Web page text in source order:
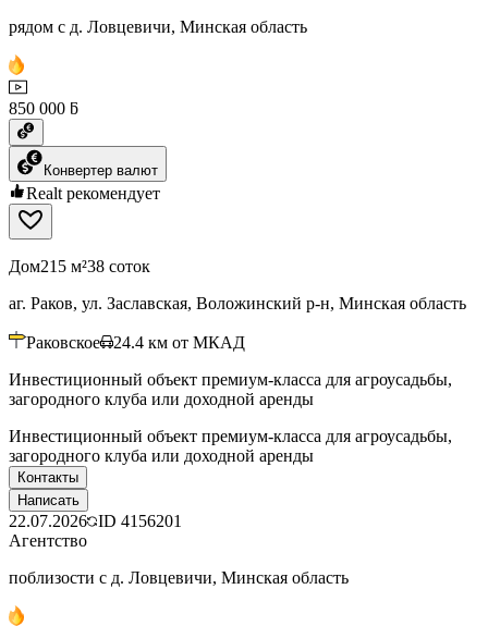
рядом с д. Ловцевичи, Минская область
850 000 ƃ
Конвертер валют
Realt рекомендует
Дом215 м²38 соток
аг. Раков, ул. Заславская, Воложинский р-н, Минская область
Раковское 24.4 км от МКАД
Инвестиционный объект премиум-класса для агроусадьбы,
загородного клуба или доходной аренды
Инвестиционный объект премиум-класса для агроусадьбы,
загородного клуба или доходной аренды
Контакты
Написать
22.07.2026 ID 4156201
Агентство
поблизости с д. Ловцевичи, Минская область